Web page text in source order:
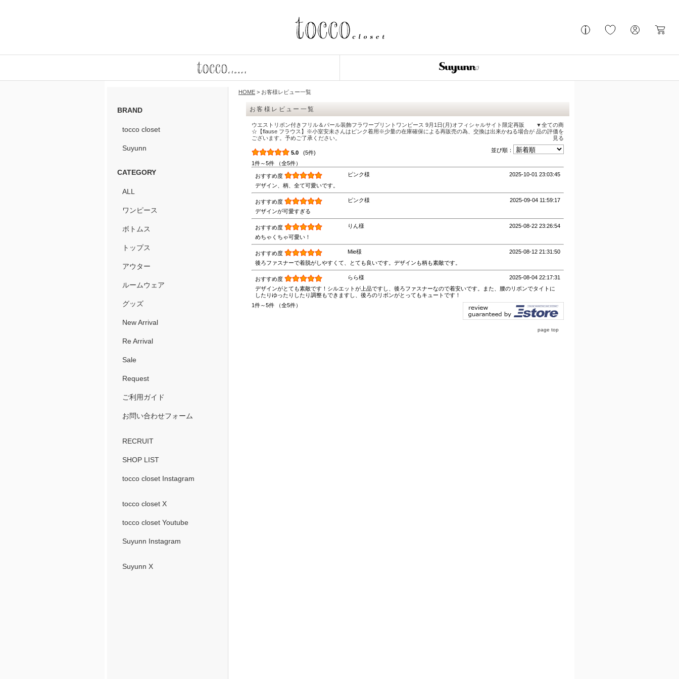
BRAND
tocco closet
Suyunn
CATEGORY
ALL
ワンピース
ボトムス
トップス
アウター
ルームウェア
グッズ
New Arrival
Re Arrival
Sale
Request
ご利用ガイド
お問い合わせフォーム
RECRUIT
SHOP LIST
tocco closet Instagram
tocco closet X
tocco closet Youtube
Suyunn Instagram
Suyunn X
HOME > お客様レビュー一覧
お客様レビュー一覧
ウエストリボン付きフリル＆パール装飾フラワープリントワンピース 9月1日(月)オフィシャルサイト限定再販
☆【flause フラウス】※小室安未さんはピンク着用※少量の在庫確保による再販売の為、交換は出来かねる場合が
ございます。予めご了承ください。
▼全ての商
品の評価を
見る
5.0 (5件) 並び順：
1件～5件 （全5件）
おすすめ度 ピンク様
2025-10-01 23:03:45
デザイン、柄、全て可愛いです。
おすすめ度 ピンク様
2025-09-04 11:59:17
デザインが可愛すぎる
おすすめ度 りん様
2025-08-22 23:26:54
めちゃくちゃ可愛い！
おすすめ度 Mie様
2025-08-12 21:31:50
後ろファスナーで着脱がしやすくて、とても良いです。デザインも柄も素敵です。
おすすめ度 らら様
2025-08-04 22:17:31
デザインがとても素敵です！シルエットが上品ですし、後ろファスナーなので着安いです。また、腰のリボンでタイトに
したりゆったりしたり調整もできますし、後ろのリボンがとってもキュートです！
1件～5件 （全5件）
page top